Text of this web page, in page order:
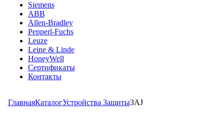
Siemens
ABB
Allen-Bradley
Pepperl-Fuchs
Leuze
Leine & Linde
HoneyWell
Сертификаты
Контакты
ГлавнаяКаталогУстройства Защиты3AJ